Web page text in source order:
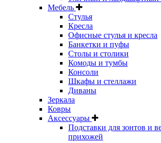
Мебель
Стулья
Кресла
Офисные стулья и кресла
Банкетки и пуфы
Столы и столики
Комоды и тумбы
Консоли
Шкафы и стеллажи
Диваны
Зеркала
Ковры
Аксессуары
Подставки для зонтов и
прихожей